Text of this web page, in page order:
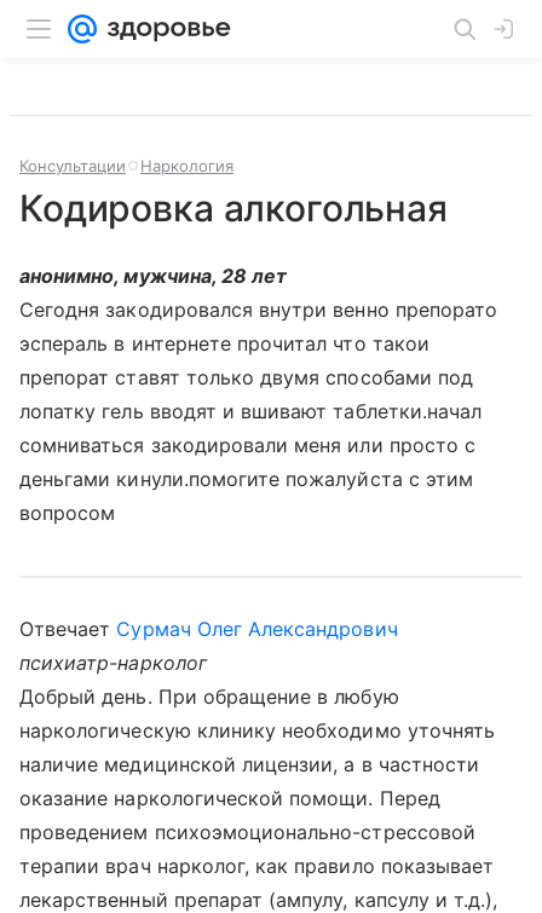
Консультации Наркология
Кодировка алкогольная
анонимно, мужчина, 28 лет
Сегодня закодировался внутри венно препорато
эспераль в интернете прочитал что такои
препорат ставят только двумя способами под
лопатку гель вводят и вшивают таблетки.начал
сомниваться закодировали меня или просто с
деньгами кинули.помогите пожалуйста с этим
вопросом
Отвечает Сурмач Олег Александрович
психиатр-нарколог
Добрый день. При обращение в любую
наркологическую клинику необходимо уточнять
наличие медицинской лицензии, а в частности
оказание наркологической помощи. Перед
проведением психоэмоционально-стрессовой
терапии врач нарколог, как правило показывает
лекарственный препарат (ампулу, капсулу и т.д.),